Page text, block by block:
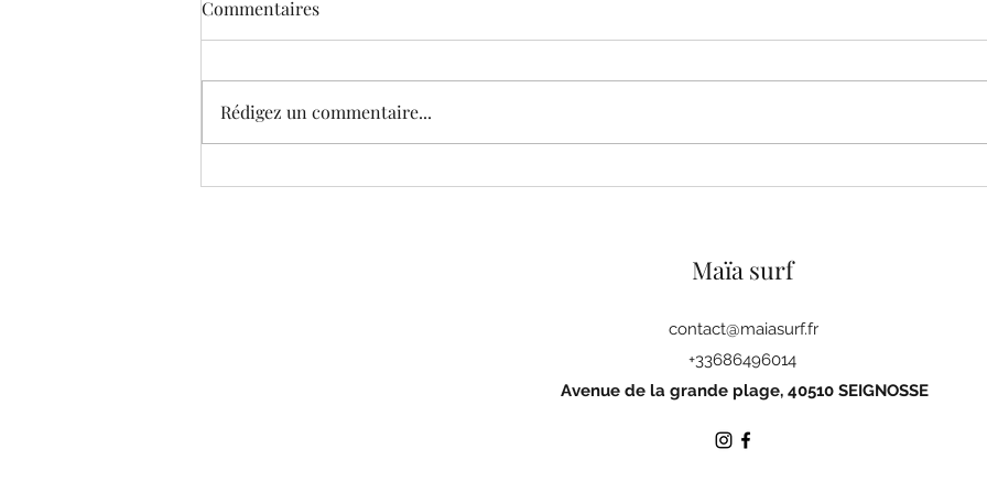
Commentaires
Rédigez un commentaire...
Maïa surf
contact@maiasurf.fr
+33686496014
Avenue de la grande plage, 40510 SEIGNOSSE